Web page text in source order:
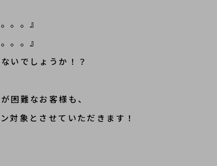
。。』
。。』
いでしょうか！？
困難なお客様も、
対象とさせていただきます！